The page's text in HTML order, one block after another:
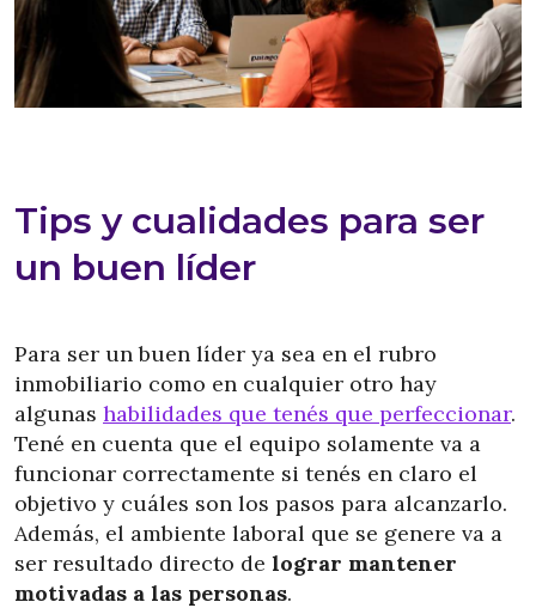
Tips y cualidades para ser
un buen líder
Para ser un buen líder ya sea en el rubro
inmobiliario como en cualquier otro hay
algunas habilidades que tenés que perfeccionar.
Tené en cuenta que el equipo solamente va a
funcionar correctamente si tenés en claro el
objetivo y cuáles son los pasos para alcanzarlo.
Además, el ambiente laboral que se genere va a
ser resultado directo de lograr mantener
motivadas a las personas.